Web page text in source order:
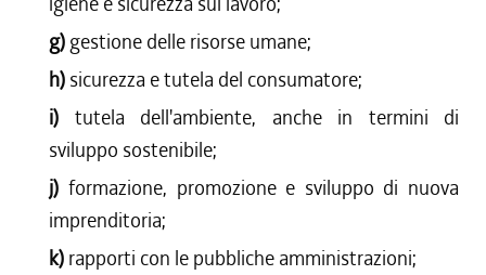
g) gestione delle risorse umane;
h) sicurezza e tutela del consumatore;
i) tutela dell'ambiente, anche in termini di
sviluppo sostenibile;
j)formazione, promozione e sviluppo di nuova
imprenditoria;
k) rapporti con le pubbliche amministrazioni;